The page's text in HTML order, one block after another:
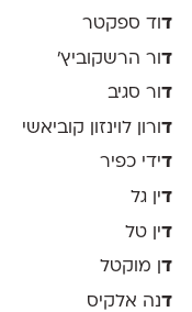
דוד ספקטר
דור הרשקוביץ׳
דור סגיב
דורון לוינזון קוביאשי
דידי כפיר
דין גל
דין טל
דן מוקטל
דנה אלקיס